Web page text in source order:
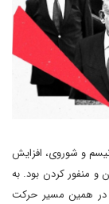
و شوروی، افزایش
و منفور کردن بود. به
در همین مسیر حرکت